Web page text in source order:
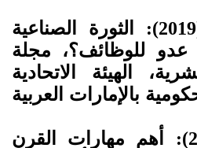
إلياس فسفكس (2019): الثورة الصناعية
عدو للوظائف؟، مجلة
الهيئة الاتحادية
بالإمارات العربية
طارق راشد (2022): أهم مهارات القرن